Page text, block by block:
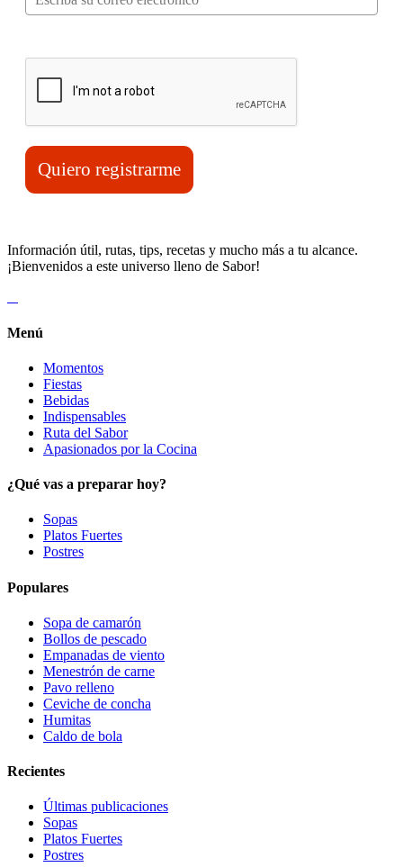
Quiero registrarme
Información útil, rutas, tips, recetas y mucho más a tu alcance.
¡Bienvenidos a este universo lleno de Sabor!
Menú
Momentos
Fiestas
Bebidas
Indispensables
Ruta del Sabor
Apasionados por la Cocina
¿Qué vas a preparar hoy?
Sopas
Platos Fuertes
Postres
Populares
Sopa de camarón
Bollos de pescado
Empanadas de viento
Menestrón de carne
Pavo relleno
Ceviche de concha
Humitas
Caldo de bola
Recientes
Últimas publicaciones
Sopas
Platos Fuertes
Postres